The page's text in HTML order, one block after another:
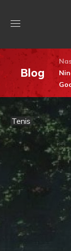
Blog
Tenis